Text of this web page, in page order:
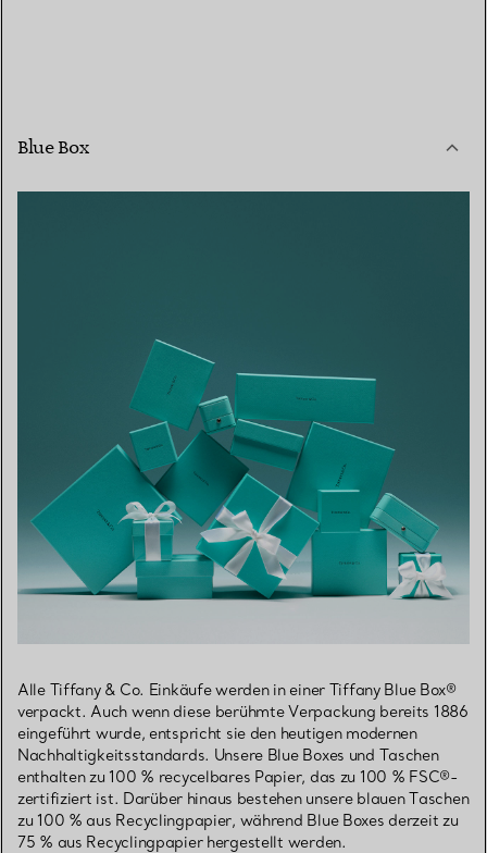
Blue Box
Alle Tiffany & Co. Einkäufe werden in einer Tiffany Blue Box®
verpackt. Auch wenn diese berühmte Verpackung bereits 1886
eingeführt wurde, entspricht sie den heutigen modernen
Nachhaltigkeitsstandards. Unsere Blue Boxes und Taschen
enthalten zu 100 % recycelbares Papier, das zu 100 % FSC®-
zertifiziert ist. Darüber hinaus bestehen unsere blauen Taschen
zu 100 % aus Recyclingpapier, während Blue Boxes derzeit zu
75 % aus Recyclingpapier hergestellt werden.